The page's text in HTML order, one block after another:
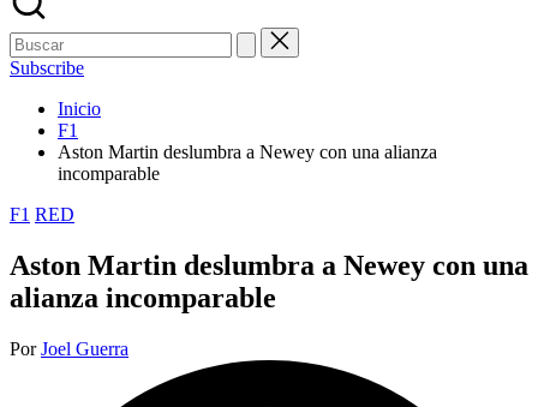
Buscar:
Subscribe
Inicio
F1
Aston Martin deslumbra a Newey con una alianza
incomparable
Publicada
F1 RED
Aston Martin deslumbra a Newey con una
alianza incomparable
Publicado
PorJoel Guerra